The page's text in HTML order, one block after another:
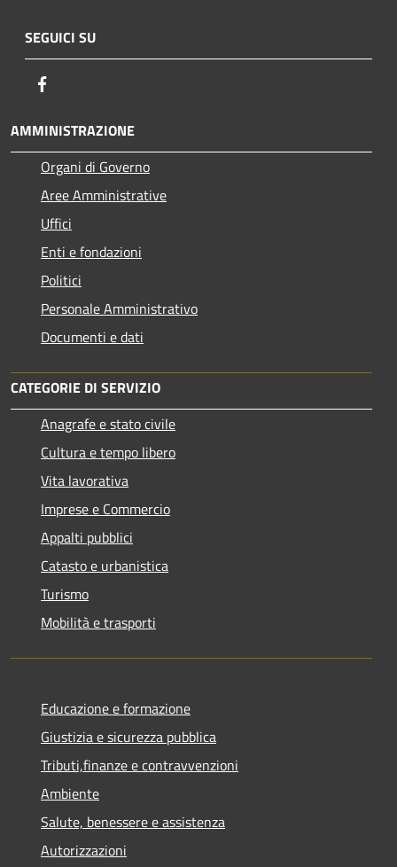
SEGUICI SU
AMMINISTRAZIONE
Organi di Governo
Aree Amministrative
Uffici
Enti e fondazioni
Politici
Personale Amministrativo
Documenti e dati
CATEGORIE DI SERVIZIO
Anagrafe e stato civile
Cultura e tempo libero
Vita lavorativa
Imprese e Commercio
Appalti pubblici
Catasto e urbanistica
Turismo
Mobilità e trasporti
Educazione e formazione
Giustizia e sicurezza pubblica
Tributi,finanze e contravvenzioni
Ambiente
Salute, benessere e assistenza
Autorizzazioni